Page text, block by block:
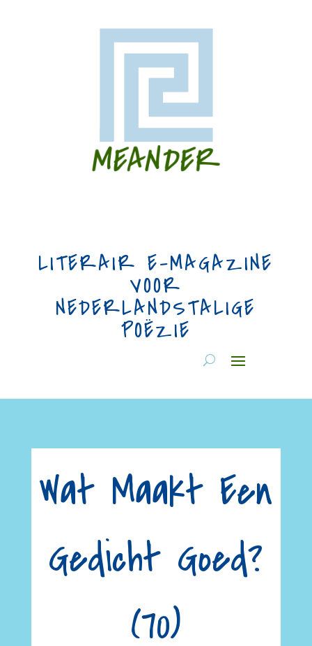
LITERAIR E-MAGAZINE
VOOR
NEDERLANDSTALIGE
POËZIE
Wat Maakt Een
Gedicht Goed?
(70)